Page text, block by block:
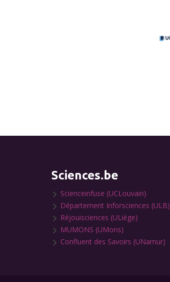
Sciences.be
Scienceinfuse (UCLouvain)
Département Inforsciences (ULB)
Réjouisciences (ULiège)
MUMONS (UMons)
Confluent des Savoirs (UNamur)